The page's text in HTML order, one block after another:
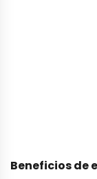
Beneficios de